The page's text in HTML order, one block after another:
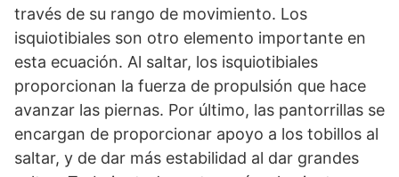
través de su rango de movimiento. Los
isquiotibiales son otro elemento importante en
esta ecuación. Al saltar, los isquiotibiales
proporcionan la fuerza de propulsión que hace
avanzar las piernas. Por último, las pantorrillas se
encargan de proporcionar apoyo a los tobillos al
saltar, y de dar más estabilidad al dar grandes